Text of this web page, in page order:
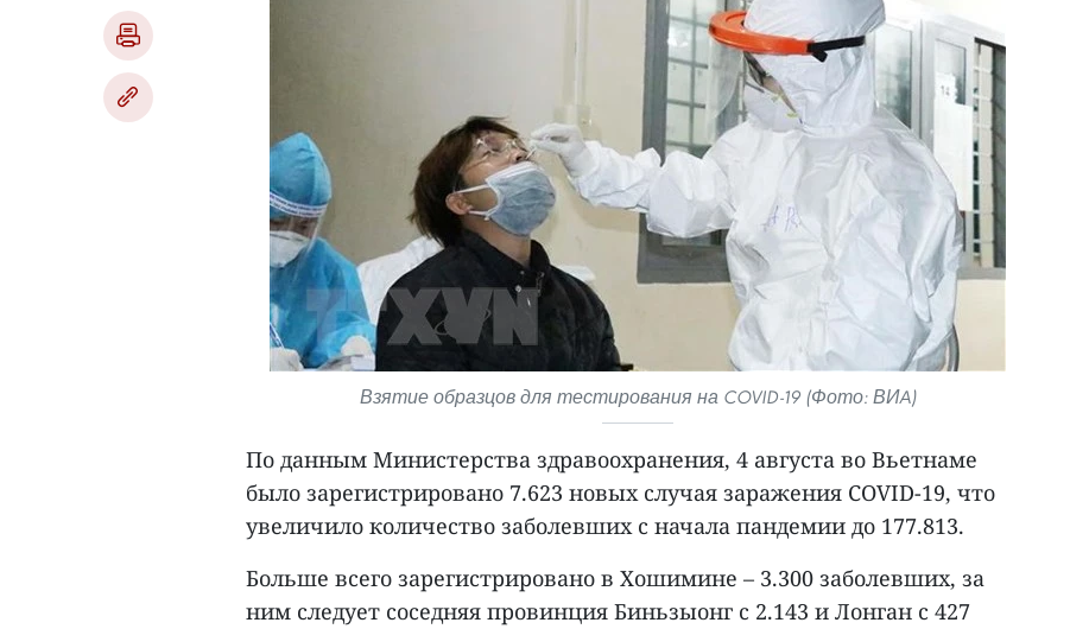
Взятие образцов для тестирования на COVID-19 (Фото: ВИA)
По данным Министерства здравоохранения, 4 августа во Вьетнаме
было зарегистрировано 7.623 новых случая заражения COVID-19, что
увеличило количество заболевших с начала пандемии до 177.813.
Больше всего зарегистрировано в Хошимине – 3.300 заболевших, за
ним следует соседняя провинция Биньзыонг с 2.143 и Лонган с 427